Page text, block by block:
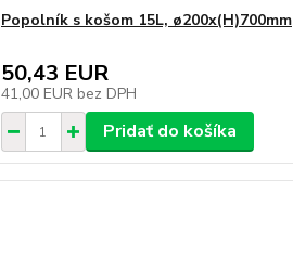
Popolník s košom 15L, ø200x(H)700mm
50,43 EUR
41,00 EUR bez DPH
Pridať do košíka